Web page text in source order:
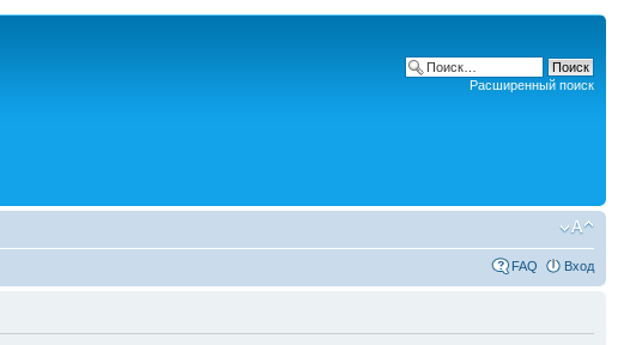
Расширенный поиск
FAQ Вход